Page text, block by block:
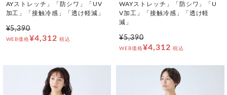
AYストレッチ」「防シワ」「UV
加工」「接触冷感」「透け軽減」
¥5,390
WEB価格¥4,312 税込
WAYストレッチ」「防シワ」「U
V加工」「接触冷感」「透け軽
減」
¥5,390
WEB価格¥4,312 税込